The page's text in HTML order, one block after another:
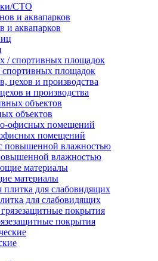
СТО
и аквапарков
спортивных площадок
и производства
объектов
помещений
влажностью
материалы
для слабовидящих
покрытия